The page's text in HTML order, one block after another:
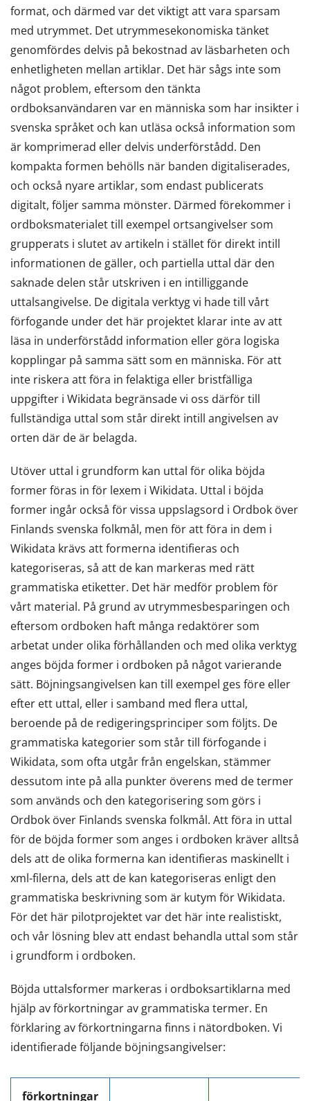
format, och därmed var det viktigt att vara sparsam
med utrymmet. Det utrymmesekonomiska tänket
genomfördes delvis på bekostnad av läsbarheten och
enhetligheten mellan artiklar. Det här sågs inte som
något problem, eftersom den tänkta
ordboksanvändaren var en människa som har insikter i
svenska språket och kan utläsa också information som
är komprimerad eller delvis underförstådd. Den
kompakta formen behölls när banden digitaliserades,
och också nyare artiklar, som endast publicerats
digitalt, följer samma mönster. Därmed förekommer i
ordboksmaterialet till exempel ortsangivelser som
grupperats i slutet av artikeln i stället för direkt intill
informationen de gäller, och partiella uttal där den
saknade delen står utskriven i en intilliggande
uttalsangivelse. De digitala verktyg vi hade till vårt
förfogande under det här projektet klarar inte av att
läsa in underförstådd information eller göra logiska
kopplingar på samma sätt som en människa. För att
inte riskera att föra in felaktiga eller bristfälliga
uppgifter i Wikidata begränsade vi oss därför till
fullständiga uttal som står direkt intill angivelsen av
orten där de är belagda.
Utöver uttal i grundform kan uttal för olika böjda
former föras in för lexem i Wikidata. Uttal i böjda
former ingår också för vissa uppslagsord i Ordbok över
Finlands svenska folkmål, men för att föra in dem i
Wikidata krävs att formerna identifieras och
kategoriseras, så att de kan markeras med rätt
grammatiska etiketter. Det här medför problem för
vårt material. På grund av utrymmesbesparingen och
eftersom ordboken haft många redaktörer som
arbetat under olika förhållanden och med olika verktyg
anges böjda former i ordboken på något varierande
sätt. Böjningsangivelsen kan till exempel ges före eller
efter ett uttal, eller i samband med flera uttal,
beroende på de redigeringsprinciper som följts. De
grammatiska kategorier som står till förfogande i
Wikidata, som ofta utgår från engelskan, stämmer
dessutom inte på alla punkter överens med de termer
som används och den kategorisering som görs i
Ordbok över Finlands svenska folkmål. Att föra in uttal
för de böjda former som anges i ordboken kräver alltså
dels att de olika formerna kan identifieras maskinellt i
xml-filerna, dels att de kan kategoriseras enligt den
grammatiska beskrivning som är kutym för Wikidata.
För det här pilotprojektet var det här inte realistiskt,
och vår lösning blev att endast behandla uttal som står
i grundform i ordboken.
Böjda uttalsformer markeras i ordboksartiklarna med
hjälp av förkortningar av grammatiska termer. En
förklaring av förkortningarna finns i nätordboken. Vi
identifierade följande böjningsangivelser:
förkortningar